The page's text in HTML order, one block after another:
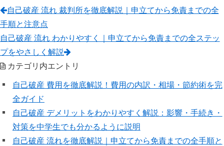
自己破産 流れ 裁判所を徹底解説｜申立てから免責までの全
手順と注意点
自己破産 流れ わかりやすく｜申立てから免責までの全ステッ
プをやさしく解説
カテゴリ内エントリ
自己破産 費用を徹底解説！費用の内訳・相場・節約術を完
全ガイド
自己破産 デメリットをわかりやすく解説：影響・手続き・
対策を中学生でも分かるように説明
自己破産 流れを徹底解説｜申立てから免責までの全手順と